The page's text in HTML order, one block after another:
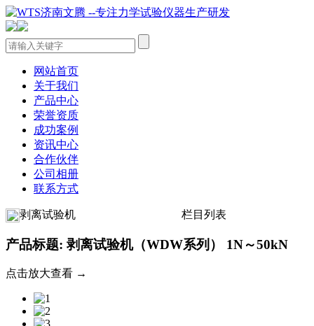
网站首页
关于我们
产品中心
荣誉资质
成功案例
资讯中心
合作伙伴
公司相册
联系方式
剥离试验机 栏目列表
产品标题: 剥离试验机（WDW系列） 1N～50kN
点击放大查看 →